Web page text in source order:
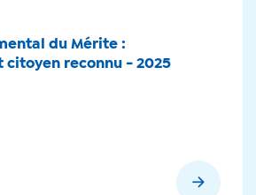
du Mérite :
citoyen reconnu - 2025